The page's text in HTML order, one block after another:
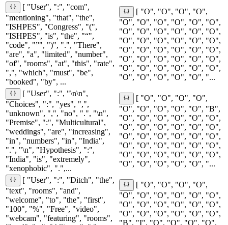
[ "User", ":", "com",
"mentioning", "that", "the",
"ISHPES", "Congress", "(",
"ISHPES", "is", "the", "“",
"code", "”", ")", ".", "There",
"are", "a", "limited", "number",
"of", "rooms", "at", "this", "rate",
",", "which", "must", "be",
"booked", "by", ...
[ "O", "O", "O", "O",
"O", "O", "O", "O", "O", "O",
"O", "O", "O", "O", "O", "O",
"O", "O", "O", "O", "O", "O",
"O", "O", "O", "O", "O", "O",
"O", "O", "O", "O", "O", "O",
"O", "O", "O", "O", "O", "O",
"O", "O", "O", "O", "O", "...
[ "User", ":", "\n\n",
"Choices", ":", "yes", ",",
"unknown", ",", "no", ".", "\n",
"Premise", ":", "Multicultural",
"weddings", "are", "increasing",
"in", "numbers", "in", "India",
".", "\n", "Hypothesis", ":",
"India", "is", "extremely",
"xenophobic", ".",...
[ "O", "O", "O", "O",
"O", "O", "O", "O", "O", "B",
"O", "O", "O", "O", "O", "O",
"O", "O", "O", "O", "O", "O",
"O", "O", "O", "O", "O", "O",
"O", "O", "O", "O", "O", "O",
"O", "O", "O", "O", "O", "O",
"O", "O", "O", "O", "O", "...
[ "User", ":", "Ditch", "the",
"text", "rooms", "and",
"welcome", "to", "the", "first",
"100", "%", "Free", "video",
"webcam", "featuring", "rooms",
[ "O", "O", "O", "O",
"O", "O", "O", "O", "O", "O",
"O", "O", "O", "O", "O", "O",
"O", "O", "O", "O", "O", "O",
"B", "I", "O", "O", "O", "O",